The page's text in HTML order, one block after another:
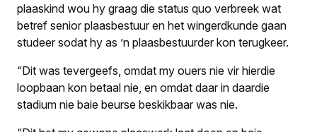
plaaskind wou hy graag die status quo verbreek wat
betref senior plaasbestuur en het wingerdkunde gaan
studeer sodat hy as ’n plaasbestuurder kon terugkeer.
“Dit was tevergeefs, omdat my ouers nie vir hierdie
loopbaan kon betaal nie, en omdat daar in daardie
stadium nie baie beurse beskikbaar was nie.